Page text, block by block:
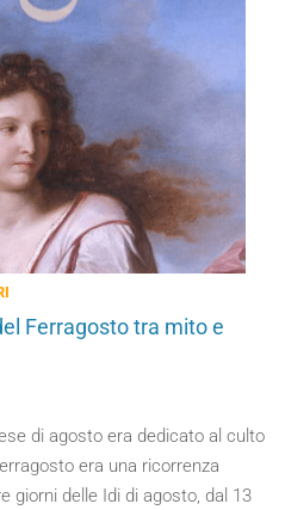
Ferragosto tra mito e
di agosto era dedicato al culto
era una ricorrenza
giorni delle Idi di agosto, dal 13